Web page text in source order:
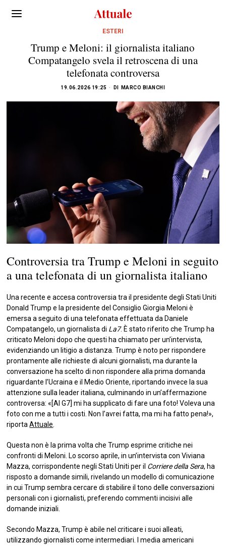
ESTERI
Trump e Meloni: il giornalista italiano
Compatangelo svela il retroscena di una
telefonata controversa
19.06.2026 19:25 DI MARCO BIANCHI
Controversia tra Trump e Meloni in seguito
a una telefonata di un giornalista italiano
Una recente e accesa controversia tra il presidente degli Stati Uniti
Donald Trump e la presidente del Consiglio Giorgia Meloni è
emersa a seguito di una telefonata effettuata da Daniele
Compatangelo, un giornalista di La7. È stato riferito che Trump ha
criticato Meloni dopo che questi ha chiamato per un’intervista,
evidenziando un litigio a distanza. Trump è noto per rispondere
prontamente alle richieste di alcuni giornalisti, ma durante la
conversazione ha scelto di non rispondere alla prima domanda
riguardante l’Ucraina e il Medio Oriente, riportando invece la sua
attenzione sulla leader italiana, culminando in un’affermazione
controversa: «[Al G7] mi ha supplicato di fare una foto! Voleva una
foto con me a tutti i costi. Non l’avrei fatta, ma mi ha fatto pena!»,
riportaAttuale.
Questa non è la prima volta che Trump esprime critiche nei
confronti di Meloni. Lo scorso aprile, in un’intervista con Viviana
Mazza, corrispondente negli Stati Uniti per il Corriere della Sera, ha
risposto a domande simili, rivelando un modello di comunicazione
in cui Trump sembra cercare di stabilire il tono delle conversazioni
personali con i giornalisti, preferendo commenti incisivi alle
domande iniziali.
Secondo Mazza, Trump è abile nel criticare i suoi alleati,
utilizzando giornalisti come intermediari. I media americani